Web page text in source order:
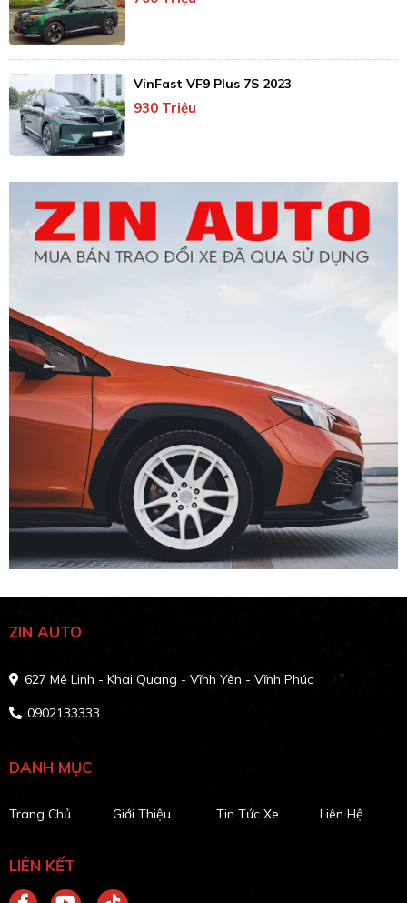
VinFast VF9 Plus 7S 2023
930 Triệu
ZIN AUTO
627 Mê Linh - Khai Quang - Vĩnh Yên - Vĩnh Phúc
0902133333
DANH MỤC
Trang Chủ Giới Thiệu Tin Tức Xe Liên Hệ
LIÊN KẾT